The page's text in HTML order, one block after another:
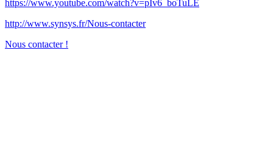
https://www.youtube.com/watch?v=pIv6_boTuLE
http://www.synsys.fr/Nous-contacter
Nous contacter !